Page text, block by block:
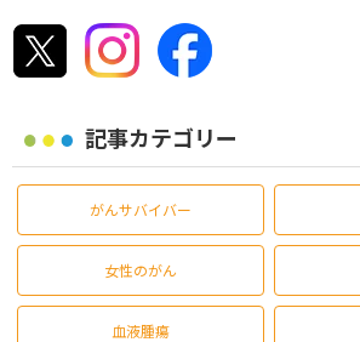
記事カテゴリー
がんサバイバー
女性のがん
血液腫瘍